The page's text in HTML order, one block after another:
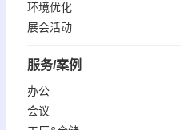
环境优化
展会活动
服务/案例
办公
会议